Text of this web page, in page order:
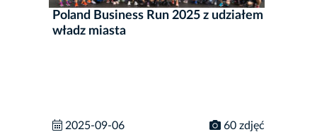
Poland Business Run 2025 z udziałem
władz miasta
2025-09-06 60 zdjęć